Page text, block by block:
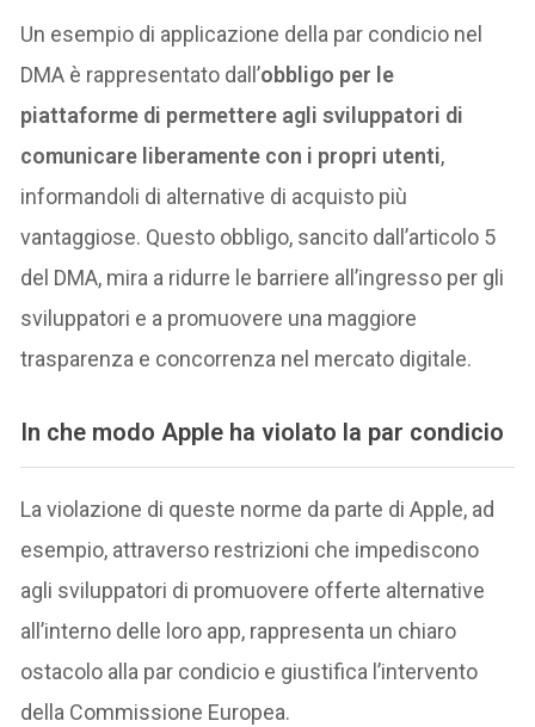
Un esempio di applicazione della par condicio nel
DMA è rappresentato dall’obbligo per le
piattaforme di permettere agli sviluppatori di
comunicare liberamente con i propri utenti,
informandoli di alternative di acquisto più
vantaggiose. Questo obbligo, sancito dall’articolo 5
del DMA, mira a ridurre le barriere all’ingresso per gli
sviluppatori e a promuovere una maggiore
trasparenza e concorrenza nel mercato digitale.
In che modo Apple ha violato la par condicio
La violazione di queste norme da parte di Apple, ad
esempio, attraverso restrizioni che impediscono
agli sviluppatori di promuovere offerte alternative
all’interno delle loro app, rappresenta un chiaro
ostacolo alla par condicio e giustifica l’intervento
della Commissione Europea.